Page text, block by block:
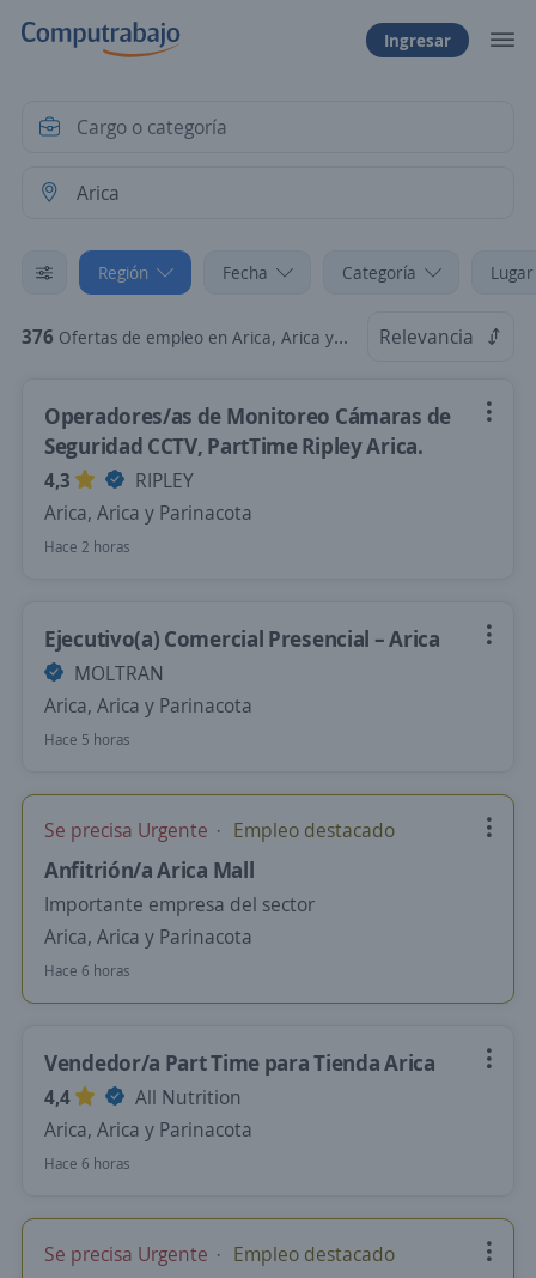
Ingresar
Región Fecha Categoría
376 Ofertas de empleo en Arica, Arica y Parinacota Relevancia
Operadores/as de Monitoreo Cámaras de
Seguridad CCTV, PartTime Ripley Arica.
4,3
RIPLEY
Arica, Arica y Parinacota
Hace 2 horas
Ejecutivo(a) Comercial Presencial – Arica
MOLTRAN
Arica, Arica y Parinacota
Hace 5 horas
Se precisa Urgente Empleo destacado
Anfitrión/a Arica Mall
Importante empresa del sector
Arica, Arica y Parinacota
Hace 6 horas
Vendedor/a Part Time para Tienda Arica
4,4
All Nutrition
Arica, Arica y Parinacota
Hace 6 horas
Se precisa Urgente Empleo destacado